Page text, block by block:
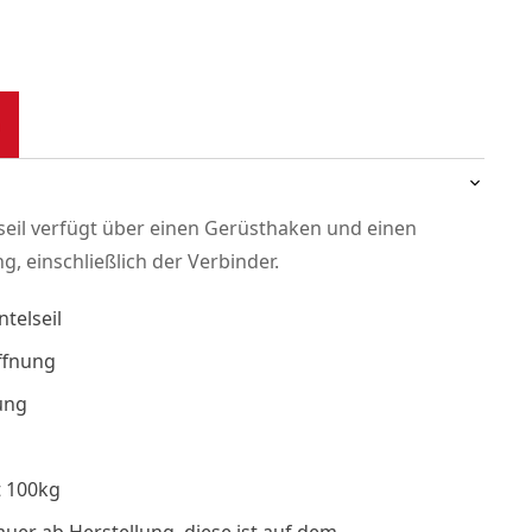
verfügt über einen Gerüsthaken und einen
einschließlich der Verbinder.
100kg